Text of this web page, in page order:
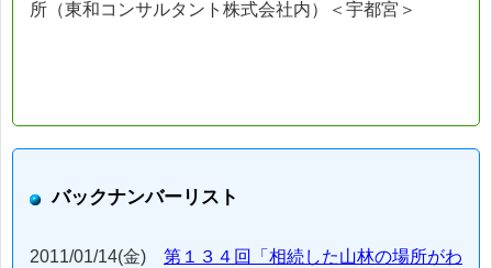
所（東和コンサルタント株式会社内）＜宇都宮＞
バックナンバーリスト
2011/01/14(金) 第１３４回「相続した山林の場所がわ